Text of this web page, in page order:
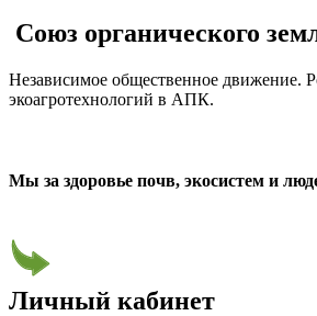
Союз органического
Независимое общественное движение.
экоагротехнологий в АПК.
Мы за здоровье почв, экосистем и
Личный кабинет